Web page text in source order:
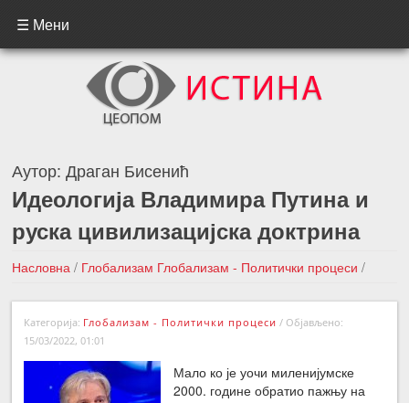
☰ Мени
Аутор:Драган Бисенић
Идеологија Владимира Путина и
руска цивилизацијска доктрина
Насловна / Глобализам Глобализам - Политички процеси /
Идеологија Владимира Путина и руска цивилизацијска
доктрина
←Претходна вест
Категорија: Глобализам - Политички процеси / Објављено:
15/03/2022, 01:01
Мало ко је уочи миленијумске
2000. године обратио пажњу на